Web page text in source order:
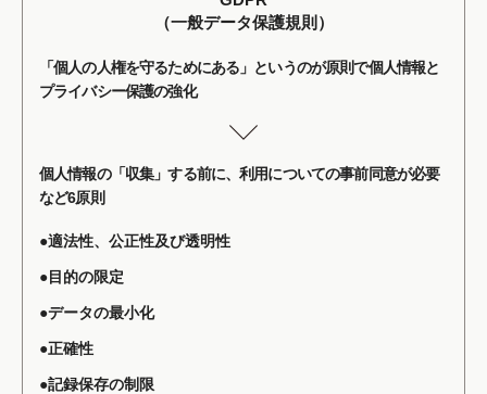
（一般データ保護規則）
「個人の人権を守るためにある」というのが原則で個人情報と
プライバシー保護の強化
個人情報の「収集」する前に、利用についての事前同意が必要
など6原則
●適法性、公正性及び透明性
●目的の限定
●データの最小化
●正確性
●記録保存の制限